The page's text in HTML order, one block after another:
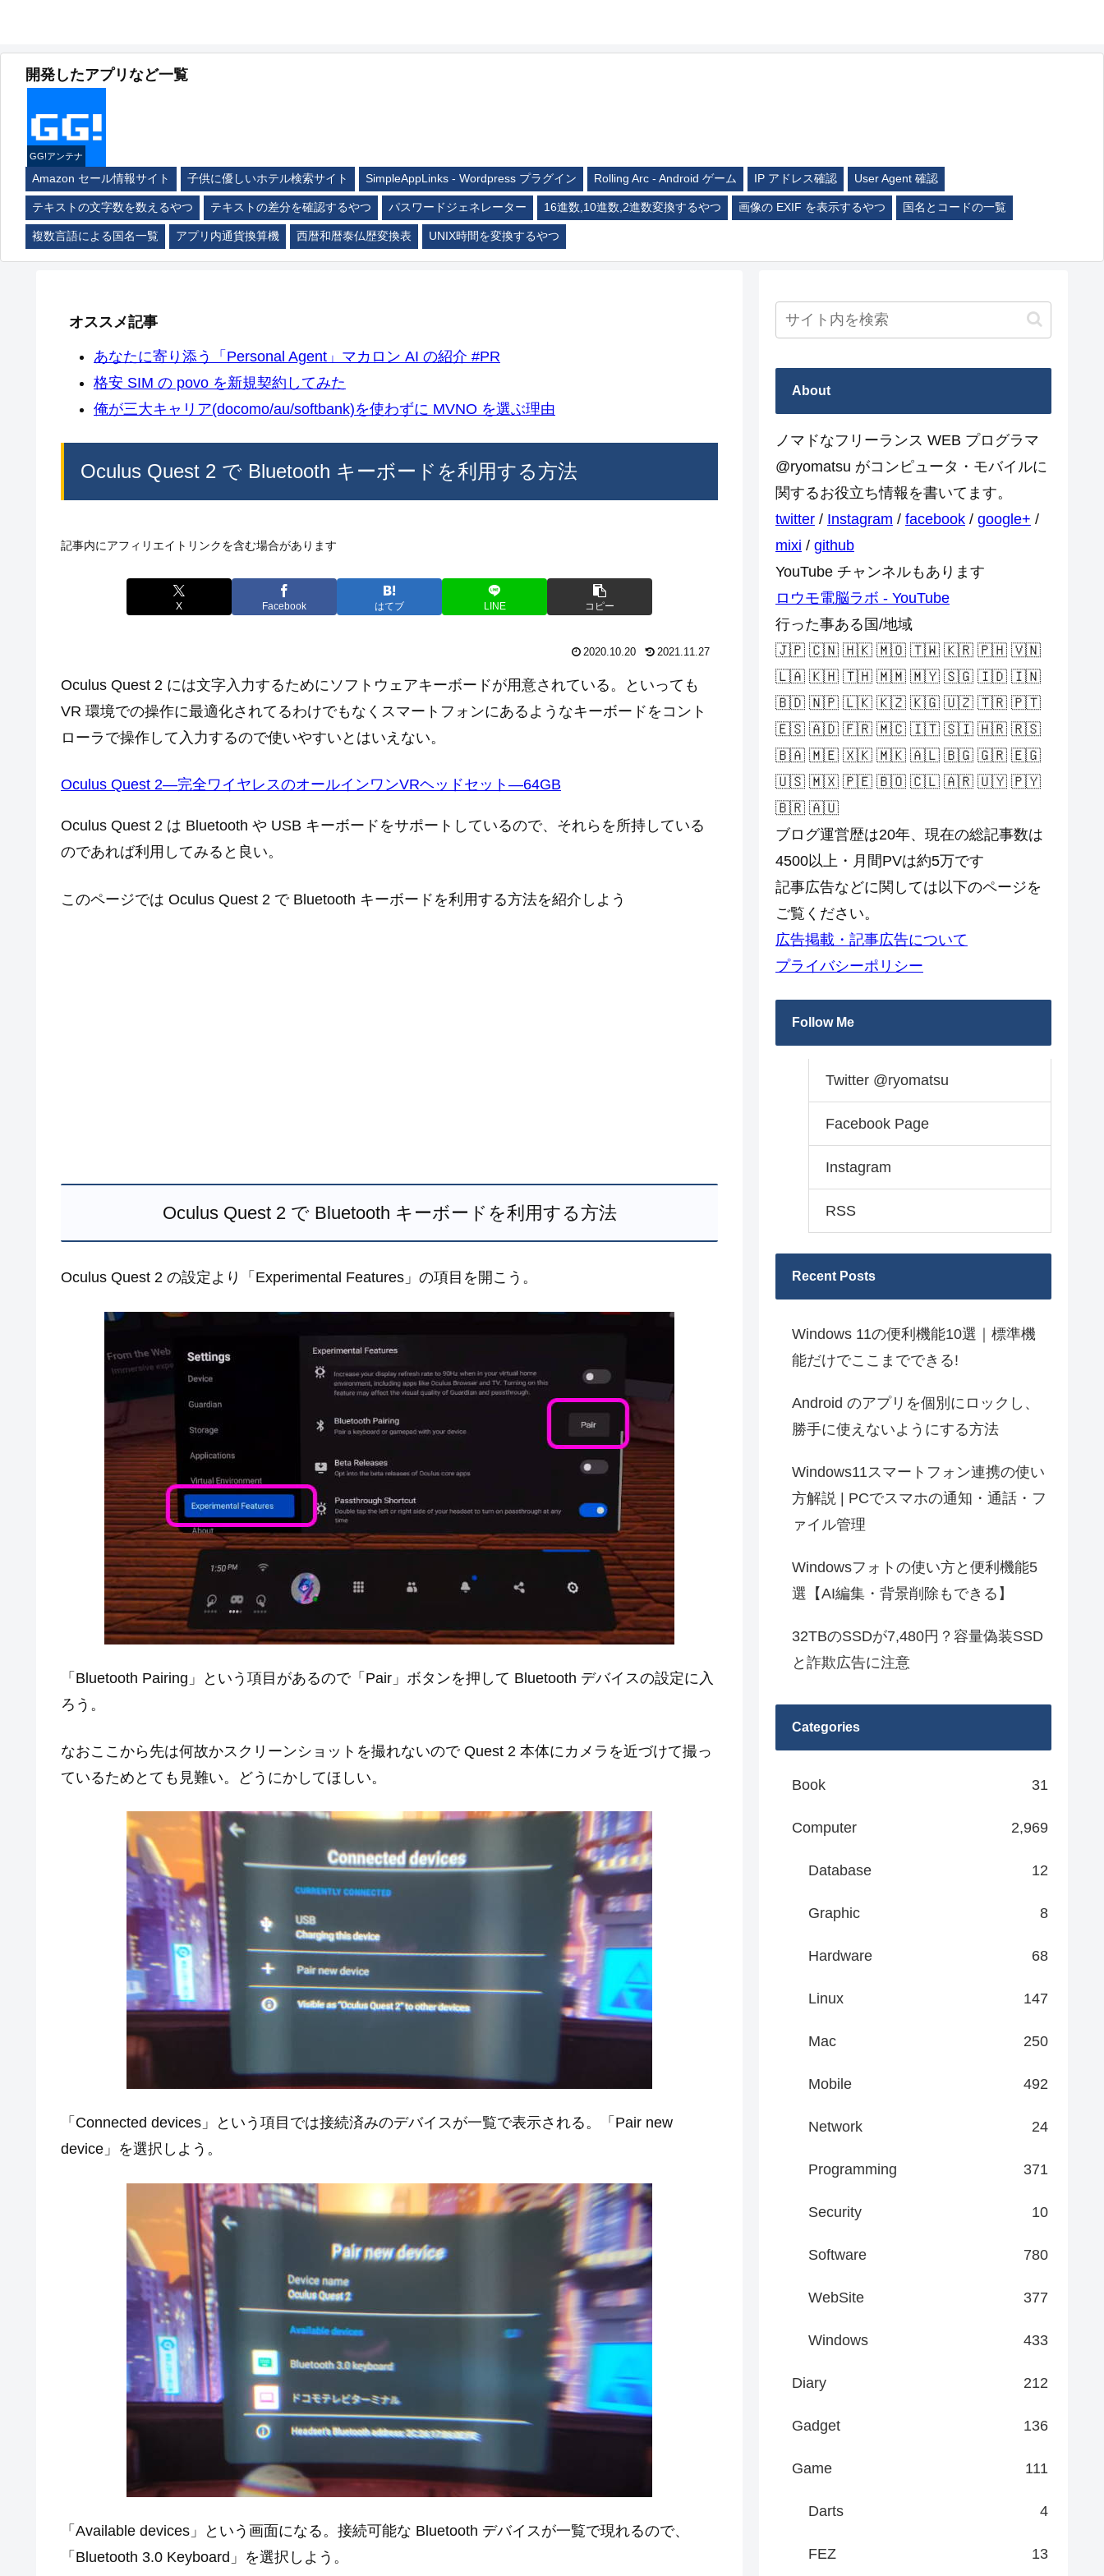
開発したアプリなど一覧
GG!アンテナ
Amazon セール情報サイト 子供に優しいホテル検索サイト SimpleAppLinks - Wordpress プラグイン Rolling Arc - Android ゲーム IP アドレス確認 User Agent 確認
テキストの文字数を数えるやつ テキストの差分を確認するやつ パスワードジェネレーター 16進数,10進数,2進数変換するやつ 画像の EXIF を表示するやつ 国名とコードの一覧
複数言語による国名一覧 アプリ内通貨換算機 西暦和暦泰仏歴変換表 UNIX時間を変換するやつ
オススメ記事
あなたに寄り添う「Personal Agent」マカロン AI の紹介 #PR
格安 SIM の povo を新規契約してみた
俺が三大キャリア(docomo/au/softbank)を使わずに MVNO を選ぶ理由
Oculus Quest 2 で Bluetooth キーボードを利用する方法
記事内にアフィリエイトリンクを含む場合があります
X Facebook はてブ LINE コピー
2020.10.20 2021.11.27
Oculus Quest 2 には文字入力するためにソフトウェアキーボードが用意されている。といっても
VR 環境での操作に最適化されてるわけでもなくスマートフォンにあるようなキーボードをコント
ローラで操作して入力するので使いやすいとはいえない。
Oculus Quest 2—完全ワイヤレスのオールインワンVRヘッドセット—64GB
Oculus Quest 2 は Bluetooth や USB キーボードをサポートしているので、それらを所持している
のであれば利用してみると良い。
このページでは Oculus Quest 2 で Bluetooth キーボードを利用する方法を紹介しよう
Oculus Quest 2 で Bluetooth キーボードを利用する方法
Oculus Quest 2 の設定より「Experimental Features」の項目を開こう。
「Bluetooth Pairing」という項目があるので「Pair」ボタンを押して Bluetooth デバイスの設定に入
ろう。
なおここから先は何故かスクリーンショットを撮れないので Quest 2 本体にカメラを近づけて撮っ
ているためとても見難い。どうにかしてほしい。
「Connected devices」という項目では接続済みのデバイスが一覧で表示される。「Pair new
device」を選択しよう。
「Available devices」という画面になる。接続可能な Bluetooth デバイスが一覧で現れるので、
「Bluetooth 3.0 Keyboard」を選択しよう。
About
ノマドなフリーランス WEB プログラマ
@ryomatsu がコンピュータ・モバイルに
関するお役立ち情報を書いてます。
twitter / Instagram / facebook / google+ /
mixi / github
YouTube チャンネルもあります
ロウモ電脳ラボ - YouTube
行った事ある国/地域
🇯🇵 🇨🇳 🇭🇰 🇲🇴 🇹🇼 🇰🇷 🇵🇭 🇻🇳
🇱🇦 🇰🇭 🇹🇭 🇲🇲 🇲🇾 🇸🇬 🇮🇩 🇮🇳
🇧🇩 🇳🇵 🇱🇰 🇰🇿 🇰🇬 🇺🇿 🇹🇷 🇵🇹
🇪🇸 🇦🇩 🇫🇷 🇲🇨 🇮🇹 🇸🇮 🇭🇷 🇷🇸
🇧🇦 🇲🇪 🇽🇰 🇲🇰 🇦🇱 🇧🇬 🇬🇷 🇪🇬
🇺🇸 🇲🇽 🇵🇪 🇧🇴 🇨🇱 🇦🇷 🇺🇾 🇵🇾
🇧🇷 🇦🇺
ブログ運営歴は20年、現在の総記事数は
4500以上・月間PVは約5万です
記事広告などに関しては以下のページを
ご覧ください。
広告掲載・記事広告について
プライバシーポリシー
Follow Me
Twitter @ryomatsu
Facebook Page
Instagram
RSS
Recent Posts
Windows 11の便利機能10選｜標準機
能だけでここまでできる!
Android のアプリを個別にロックし、
勝手に使えないようにする方法
Windows11スマートフォン連携の使い
方解説 | PCでスマホの通知・通話・フ
ァイル管理
Windowsフォトの使い方と便利機能5
選【AI編集・背景削除もできる】
32TBのSSDが7,480円？容量偽装SSD
と詐欺広告に注意
Categories
Book 31
Computer 2,969
Database 12
Graphic 8
Hardware 68
Linux 147
Mac 250
Mobile 492
Network 24
Programming 371
Security 10
Software 780
WebSite 377
Windows 433
Diary 212
Gadget 136
Game 111
Darts 4
FEZ 13